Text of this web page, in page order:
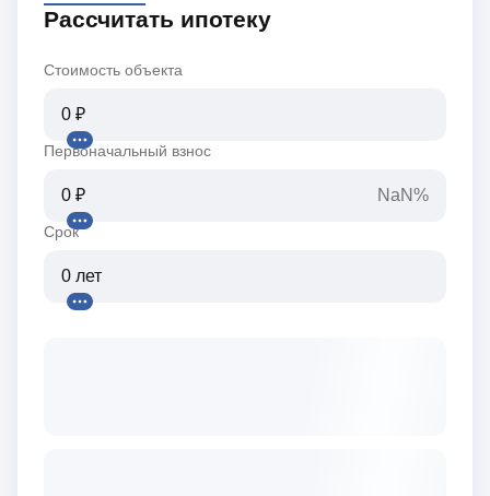
Рассчитать ипотеку
Стоимость объекта
Первоначальный взнос
NaN%
Срок